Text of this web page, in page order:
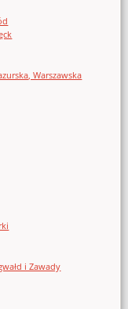
Warszawska
i Zawady